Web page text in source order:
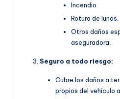
Incendio.
Rotura de lunas.
Otros daños
aseguradora.
Seguro a todo riesgo:
Cubre los daños a
propios del vehículo